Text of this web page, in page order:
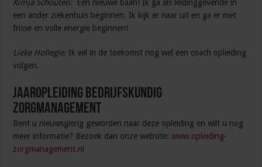
Kimja Schouten:
Een nieuwe baan! Ik ga als leidinggevende in
een ander ziekenhuis beginnen. Ik kijk er naar uit en ga er met
frisse en volle energie beginnen!
Lieke Hollegie: Ik wil in de toekomst nog wel een coach opleiding
volgen.
Jaaropleiding Bedrijfskundig
Zorgmanagement
Bent u nieuwsgierig geworden naar deze opleiding en wilt u nog
meer informatie? Bezoek dan onze website:www.opleiding-
zorgmanagement.nl